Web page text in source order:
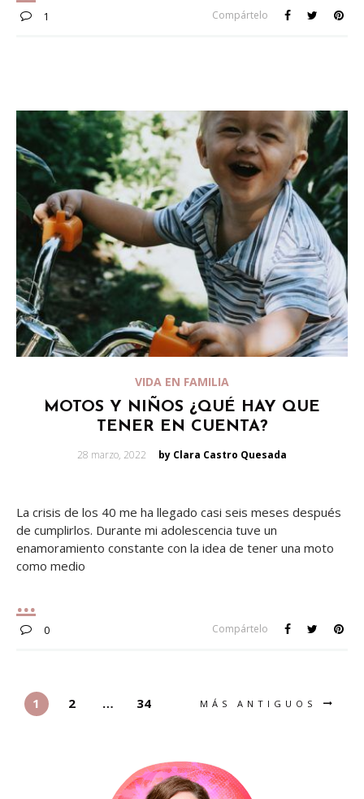
1 Compártelo
VIDA EN FAMILIA
MOTOS Y NIÑOS ¿QUÉ HAY QUE
TENER EN CUENTA?
Posted
28 marzo, 2022 by Clara Castro Quesada
La crisis de los 40 me ha llegado casi seis meses después
de cumplirlos. Durante mi adolescencia tuve un
enamoramiento constante con la idea de tener una moto
como medio
0 Compártelo
1 2 … 34 MÁS ANTIGUOS